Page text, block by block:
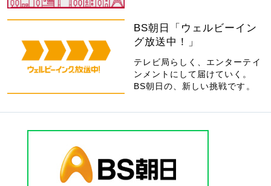
BS朝日「ウェルビーイン
グ放送中！」
テレビ局らしく、エンターテイ
ンメントにして届けていく。
BS朝日の、新しい挑戦です。